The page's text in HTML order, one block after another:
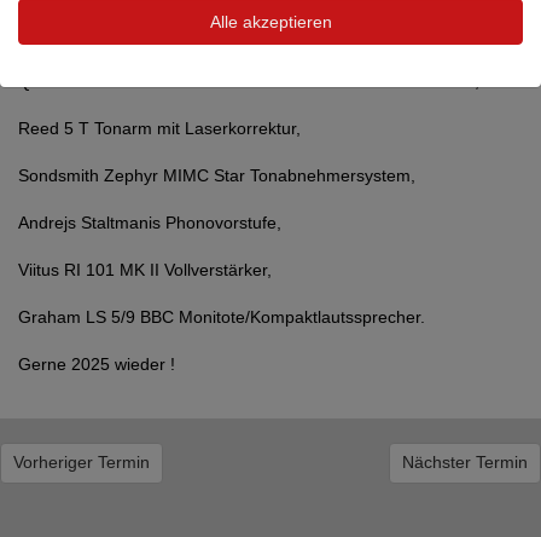
Wir haben im Raum 006 vorgeführt :
Reed 5 T Tonarm mit Laserkorrektur,
Sondsmith Zephyr MIMC Star Tonabnehmersystem,
Andrejs Staltmanis Phonovorstufe,
Viitus RI 101 MK II Vollverstärker,
Graham LS 5/9 BBC Monitote/Kompaktlautssprecher.
Gerne 2025 wieder !
Vorheriger Termin Nächster Termin
Alle akzeptieren